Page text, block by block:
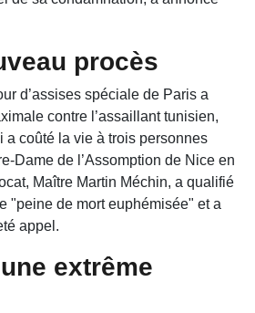
procès
d’assises spéciale de Paris a
contre l’assaillant tunisien,
a coûté la vie à trois personnes
Dame de l’Assomption de Nice en
Maître Martin Méchin, a qualifié
"peine de mort euphémisée" et a
appel.
extrême